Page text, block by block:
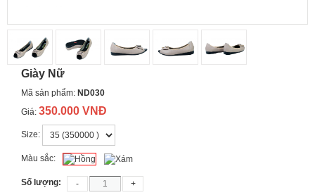
Giày Nữ
Mã sản phẩm: ND030
Giá: 350.000 VNĐ
Size:
Màu sắc:
Số lượng: